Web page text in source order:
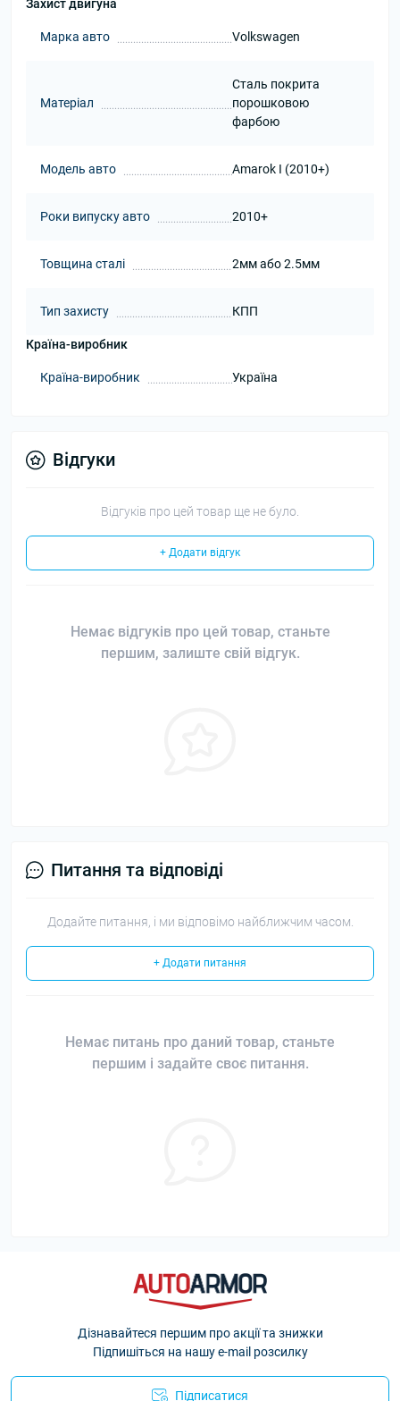
Захист двигуна
Марка авто Volkswagen
Матеріал
Сталь покрита
порошковою
фарбою
Модель авто Amarok I (2010+)
Роки випуску авто 2010+
Товщина сталі 2мм або 2.5мм
Тип захисту КПП
Країна-виробник
Країна-виробник Україна
Відгуки
Відгуків про цей товар ще не було.
+ Додати відгук
Немає відгуків про цей товар, станьте
першим, залиште свій відгук.
Питання та відповіді
Додайте питання, і ми відповімо найближчим часом.
+ Додати питання
Немає питань про даний товар, станьте
першим і задайте своє питання.
Дізнавайтеся першим про акції та знижки
Підпишіться на нашу e-mail розсилку
Підписатися